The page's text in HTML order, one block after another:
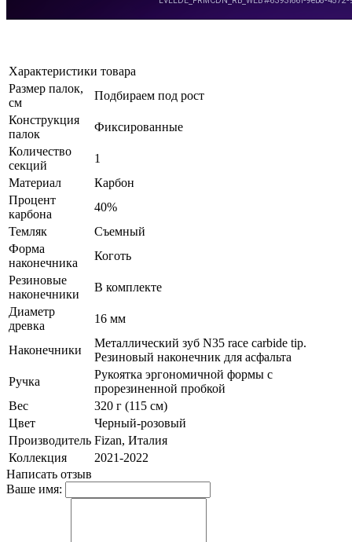
Характеристики товара
Размер палок,
см
Подбираем под рост
Конструкция
палок
Фиксированные
Количество
секций
1
Материал
Карбон
Процент
карбона
40%
Темляк
Съемный
Форма
наконечника
Коготь
Резиновые
наконечники
В комплекте
Диаметр
древка
16 мм
Наконечники
Металлический зуб N35 race carbide tip.
Резиновый наконечник для асфальта
Ручка
Рукоятка эргономичной формы с
прорезиненной пробкой
Вес
320 г (115 см)
Цвет
Черный-розовый
Производитель Fizan, Италия
Коллекция
2021-2022
Написать отзыв
Ваше имя: